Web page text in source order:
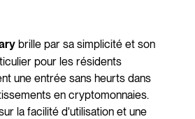
brille par sa simplicité et son
pour les résidents
une entrée sans heurts dans
en cryptomonnaies.
la facilité d'utilisation et une